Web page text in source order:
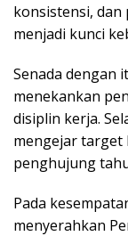
konsistensi,
menjadi kunci
Senada dengan
menekankan
disiplin kerja.
mengejar target
penghujung
Pada
menyerahkan